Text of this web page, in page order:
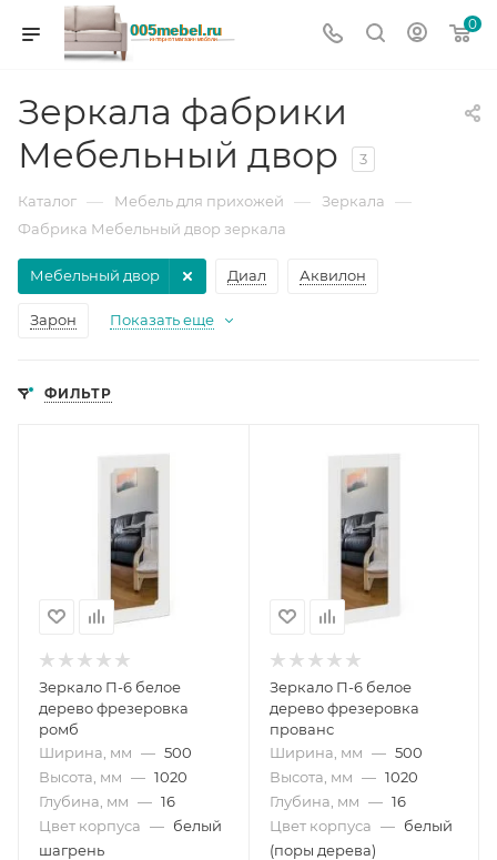
0
Зеркала фабрики
Мебельный двор
3
Каталог — Мебель для прихожей — Зеркала —
Фабрика Мебельный двор зеркала
Диал Аквилон
Зарон
Мебельный двор
Показать еще
ФИЛЬТР
Зеркало П-6 белое
дерево фрезеровка
ромб
Ширина, мм — 500
Высота, мм — 1020
Глубина, мм — 16
Цвет корпуса — белый
шагрень
Зеркало П-6 белое
дерево фрезеровка
прованс
Ширина, мм — 500
Высота, мм — 1020
Глубина, мм — 16
Цвет корпуса — белый
(поры дерева)